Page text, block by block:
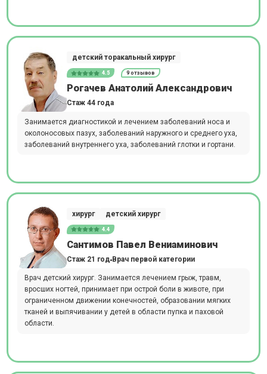
детский торакальный хирург
4.5 9 отзывов
Рогачев Анатолий Александрович
Стаж 44 года
Занимается диагностикой и лечением заболеваний носа и
околоносовых пазух, заболеваний наружного и среднего уха,
заболеваний внутреннего уха, заболеваний глотки и гортани.
хирург детский хирург
4.4
Сантимов Павел Вениаминович
Стаж 21 год Врач первой категории
Врач детский хирург. Занимается лечением грыж, травм,
вросших ногтей, принимает при острой боли в животе, при
ограниченном движении конечностей, образовании мягких
тканей и выпячивании у детей в области пупка и паховой
области.